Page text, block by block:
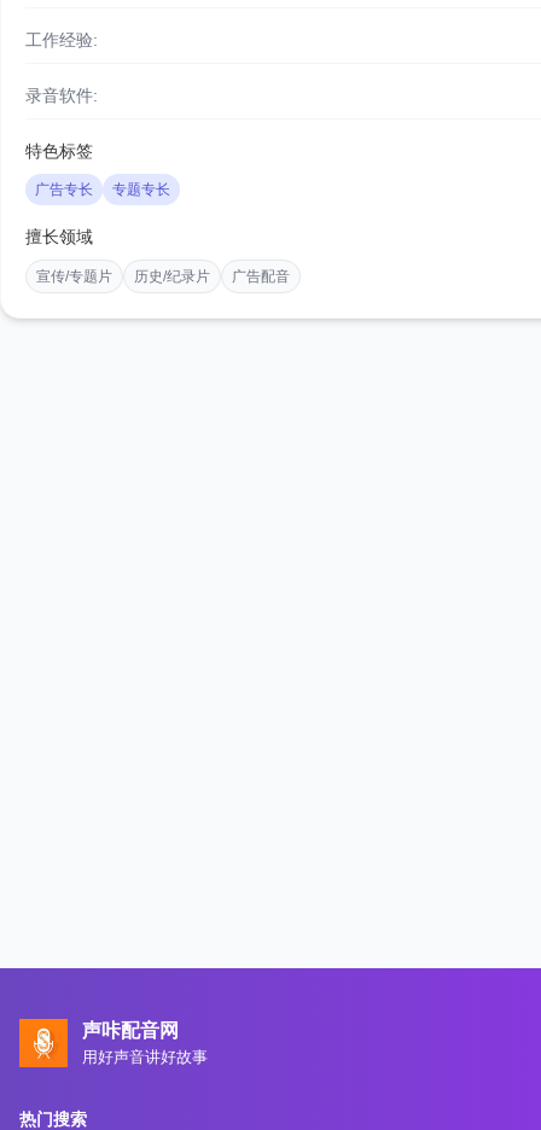
工作经验:
录音软件:
特色标签
广告专长 专题专长
擅长领域
宣传/专题片 历史/纪录片 广告配音
声咔配音网
用好声音讲好故事
热门搜索